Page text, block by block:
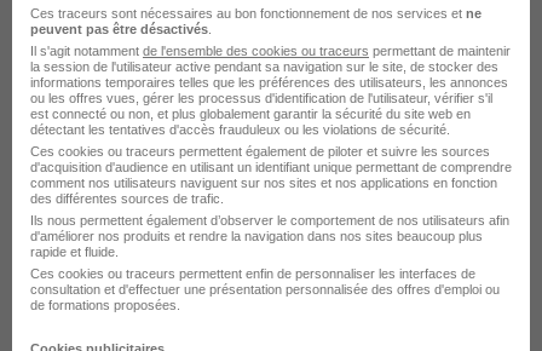
Ces offres pourraient aussi
vous intéresser
Attaché Technico-Commercial H/F
H-Tube
Ces traceurs sont nécessaires au bon fonctionnement de nos services et ne
peuvent pas être désactivés
Il s'agit notamment de l'ensemble des cookies ou traceurs permettant de maintenir
la session de l'utilisateur active pendant sa navigation sur le site, de stocker des
informations temporaires telles que les préférences des utilisateurs, les annonces
ou les offres vues, gérer les processus d'identification de l'utilisateur, vérifier s'il
est connecté ou non, et plus globalement garantir la sécurité du site web en
détectant les tentatives d'accès frauduleux ou les violations de sécurité.
Ces cookies ou traceurs permettent également de piloter et suivre les sources
d'acquisition d'audience en utilisant un identifiant unique permettant de comprendre
comment nos utilisateurs naviguent sur nos sites et nos applications en fonction
des différentes sources de trafic.
Ils nous permettent également d’observer le comportement de nos utilisateurs afin
d'améliorer nos produits et rendre la navigation dans nos sites beaucoup plus
rapide et fluide.
Ces cookies ou traceurs permettent enfin de personnaliser les interfaces de
consultation et d'effectuer une présentation personnalisée des offres d'emploi ou
de formations proposées.
Cookies publicitaires